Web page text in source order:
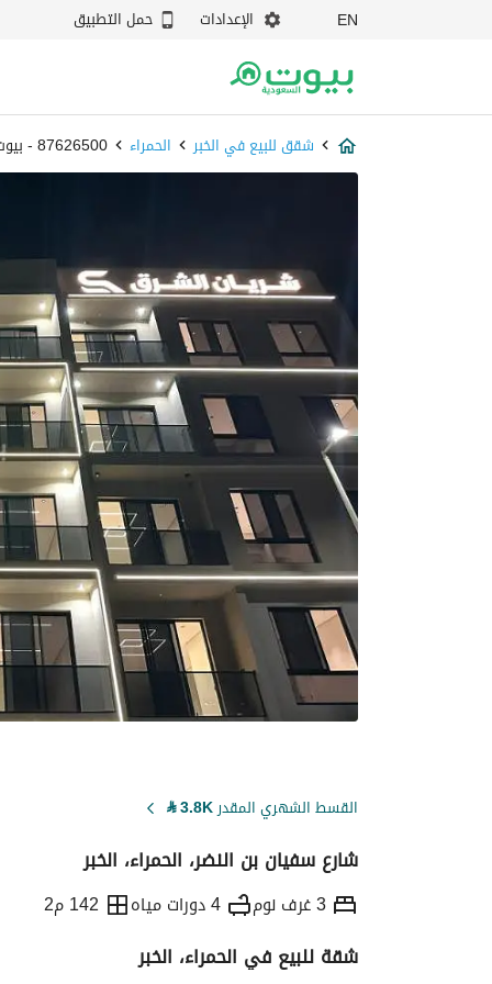
EN الإعدادات حمل التطبيق
شقق للبيع في الخبر الحمراء 87626500 - بيوت
القسط الشهري المقدر3.8K
⃁
شارع سفيان بن النضر، الحمراء، الخبر
3 غرف نوم 4 دورات مياه 142 م2
شقة للبيع في الحمراء، الخبر